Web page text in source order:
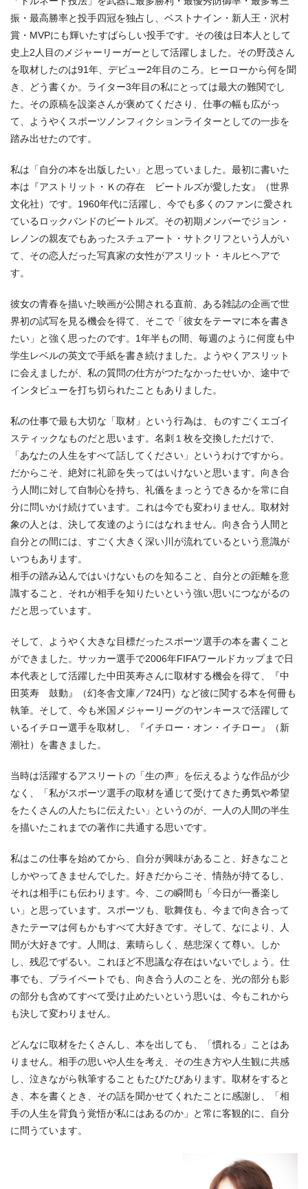
振・最高勝率と投手四冠を独占し、ベストナイン・新人王・沢村
賞・MVPにも輝いたすばらしい投手です。その後は日本人として
史上2人目のメジャーリーガーとして活躍しました。その野茂さん
を取材したのは91年、デビュー2年目のころ。ヒーローから何を聞
き、どう書くか。ライター3年目の私にとっては最大の難関でし
た。その原稿を設楽さんが褒めてくださり、仕事の幅も広がっ
て、ようやくスポーツノンフィクションライターとしての一歩を
踏み出せたのです。
私は「自分の本を出版したい」と思っていました。最初に書いた
本は『アストリット・Ｋの存在 ビートルズが愛した女』（世界
文化社）です。1960年代に活躍し、今でも多くのファンに愛され
ているロックバンドのビートルズ。その初期メンバーでジョン・
レノンの親友でもあったスチュアート・サトクリフという人がい
て、その恋人だった写真家の女性がアスリット・キルヒヘアで
す。
彼女の青春を描いた映画が公開される直前、ある雑誌の企画で世
界初の試写を見る機会を得て、そこで「彼女をテーマに本を書き
たい」と強く思ったのです。1年半もの間、毎週のように何度も中
学生レベルの英文で手紙を書き続けました。ようやくアスリット
に会えましたが、私の質問の仕方がつたなかったせいか、途中で
インタビューを打ち切られたこともありました。
私の仕事で最も大切な「取材」という行為は、ものすごくエゴイ
スティックなものだと思います。名刺１枚を交換しただけで、
「あなたの人生をすべて話してください」というわけですから。
だからこそ、絶対に礼節を失ってはいけないと思います。向き合
う人間に対して自制心を持ち、礼儀をまっとうできるかを常に自
分に問いかけ続けています。これは今でも変わりません。取材対
象の人とは、決して友達のようにはなれません。向き合う人間と
自分との間には、すごく大きく深い川が流れているという意識が
いつもあります。
相手の踏み込んではいけないものを知ること、自分との距離を意
識すること、それが相手を知りたいという強い思いにつながるの
だと思っています。
そして、ようやく大きな目標だったスポーツ選手の本を書くこと
ができました。サッカー選手で2006年FIFAワールドカップまで日
本代表として活躍した中田英寿さんに取材する機会を得て、『中
田英寿 鼓動』（幻冬舎文庫／724円）など彼に関する本を何冊も
執筆。そして、今も米国メジャーリーグのヤンキースで活躍して
いるイチロー選手を取材し、『イチロー・オン・イチロー』（新
潮社）を書きました。
当時は活躍するアスリートの「生の声」を伝えるような作品が少
なく、「私がスポーツ選手の取材を通じて受けてきた勇気や希望
をたくさんの人たちに伝えたい」というのが、一人の人間の半生
を描いたこれまでの著作に共通する思いです。
私はこの仕事を始めてから、自分が興味があること、好きなこと
しかやってきませんでした。好きだからこそ、情熱が持てるし、
それは相手にも伝わります。今、この瞬間も「今日が一番楽し
い」と思っています。スポーツも、歌舞伎も、今まで向き合って
きたテーマは何もかもすべて大好きです。そして、なにより、人
間が大好きです。人間は、素晴らしく、慈悲深くて尊い。しか
し、残忍でずるい。これほど不思議な存在はいないでしょう。仕
事でも、プライベートでも、向き合う人のことを、光の部分も影
の部分も含めてすべて受け止めたいという思いは、今もこれから
も決して変わりません。
どんなに取材をたくさんし、本を出しても、「慣れる」ことはあ
りません。相手の思いや人生を考え、その生き方や人生観に共感
し、泣きながら執筆することもたびたびあります。取材をすると
き、本を書くとき、その話を聞かせてくれたことに感謝し、「相
手の人生を背負う覚悟が私にはあるのか」と常に客観的に、自分
に問うています。